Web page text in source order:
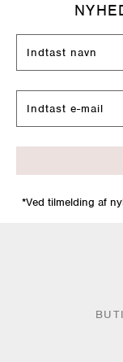
*Ved tilmelding af